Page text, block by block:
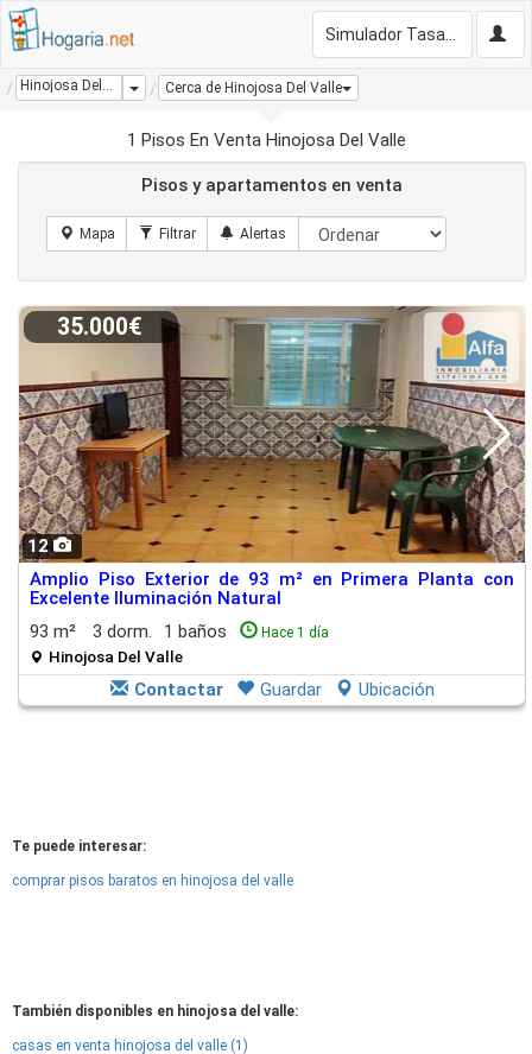
Hinojosa Del Valle Dropdown
Cerca de Hinojosa Del Valle
1 Pisos En Venta Hinojosa Del Valle
Pisos y apartamentos en venta
12
35.000€
Amplio Piso Exterior de 93 m² en Primera Planta con
Excelente Iluminación Natural
93 m²
3 dorm. 1 baños Hace 1 día
Hinojosa Del Valle
Contactar Guardar Ubicación
Te puede interesar:
comprar pisos baratos en hinojosa del valle
También disponibles en hinojosa del valle:
casas en venta hinojosa del valle (1)